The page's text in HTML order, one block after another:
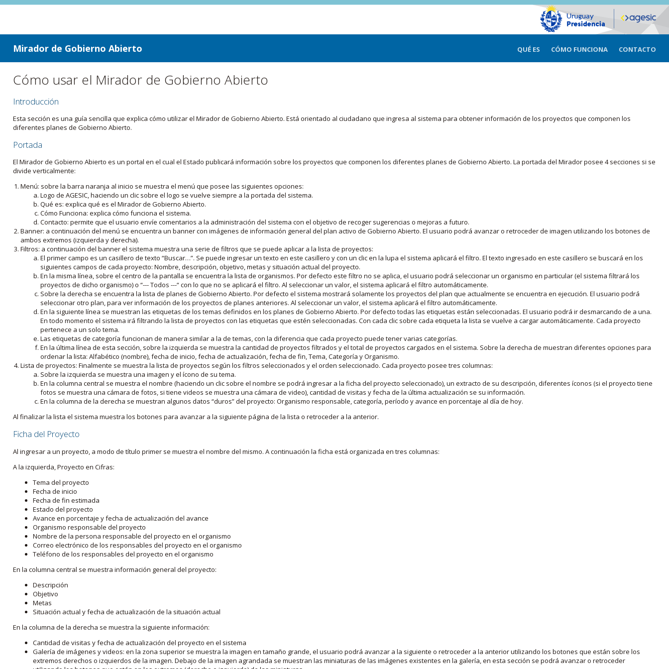
ir a contenido
ir al menú
Mirador de Gobierno Abierto QUÉ ES CÓMO FUNCIONA CONTACTO
Cómo usar el Mirador de Gobierno Abierto
Introducción
Esta sección es una guía sencilla que explica cómo utilizar el Mirador de Gobierno Abierto. Está orientado al ciudadano que ingresa al sistema para obtener información de los proyectos que componen los
diferentes planes de Gobierno Abierto.
Portada
El Mirador de Gobierno Abierto es un portal en el cual el Estado publicará información sobre los proyectos que componen los diferentes planes de Gobierno Abierto. La portada del Mirador posee 4 secciones si se
divide verticalmente:
Menú: sobre la barra naranja al inicio se muestra el menú que posee las siguientes opciones:
Logo de AGESIC, haciendo un clic sobre el logo se vuelve siempre a la portada del sistema.
Qué es: explica qué es el Mirador de Gobierno Abierto.
Cómo Funciona: explica cómo funciona el sistema.
Contacto: permite que el usuario envíe comentarios a la administración del sistema con el objetivo de recoger sugerencias o mejoras a futuro.
Banner: a continuación del menú se encuentra un banner con imágenes de información general del plan activo de Gobierno Abierto. El usuario podrá avanzar o retroceder de imagen utilizando los botones de
ambos extremos (izquierda y derecha).
Filtros: a continuación del banner el sistema muestra una serie de filtros que se puede aplicar a la lista de proyectos:
El primer campo es un casillero de texto “Buscar…”. Se puede ingresar un texto en este casillero y con un clic en la lupa el sistema aplicará el filtro. El texto ingresado en este casillero se buscará en los
siguientes campos de cada proyecto: Nombre, descripción, objetivo, metas y situación actual del proyecto.
En la misma línea, sobre el centro de la pantalla se encuentra la lista de organismos. Por defecto este filtro no se aplica, el usuario podrá seleccionar un organismo en particular (el sistema filtrará los
proyectos de dicho organismo) o “--- Todos ---“ con lo que no se aplicará el filtro. Al seleccionar un valor, el sistema aplicará el filtro automáticamente.
Sobre la derecha se encuentra la lista de planes de Gobierno Abierto. Por defecto el sistema mostrará solamente los proyectos del plan que actualmente se encuentra en ejecución. El usuario podrá
seleccionar otro plan, para ver información de los proyectos de planes anteriores. Al seleccionar un valor, el sistema aplicará el filtro automáticamente.
En la siguiente línea se muestran las etiquetas de los temas definidos en los planes de Gobierno Abierto. Por defecto todas las etiquetas están seleccionadas. El usuario podrá ir desmarcando de a una.
En todo momento el sistema irá filtrando la lista de proyectos con las etiquetas que estén seleccionadas. Con cada clic sobre cada etiqueta la lista se vuelve a cargar automáticamente. Cada proyecto
pertenece a un solo tema.
Las etiquetas de categoría funcionan de manera similar a la de temas, con la diferencia que cada proyecto puede tener varias categorías.
En la última línea de esta sección, sobre la izquierda se muestra la cantidad de proyectos filtrados y el total de proyectos cargados en el sistema. Sobre la derecha de muestran diferentes opciones para
ordenar la lista: Alfabético (nombre), fecha de inicio, fecha de actualización, fecha de fin, Tema, Categoría y Organismo.
Lista de proyectos: Finalmente se muestra la lista de proyectos según los filtros seleccionados y el orden seleccionado. Cada proyecto posee tres columnas:
Sobre la izquierda se muestra una imagen y el ícono de su tema.
En la columna central se muestra el nombre (haciendo un clic sobre el nombre se podrá ingresar a la ficha del proyecto seleccionado), un extracto de su descripción, diferentes íconos (si el proyecto tiene
fotos se muestra una cámara de fotos, si tiene videos se muestra una cámara de video), cantidad de visitas y fecha de la última actualización se su información.
En la columna de la derecha se muestran algunos datos “duros” del proyecto: Organismo responsable, categoría, período y avance en porcentaje al día de hoy.
Al finalizar la lista el sistema muestra los botones para avanzar a la siguiente página de la lista o retroceder a la anterior.
Ficha del Proyecto
Al ingresar a un proyecto, a modo de título primer se muestra el nombre del mismo. A continuación la ficha está organizada en tres columnas:
A la izquierda, Proyecto en Cifras:
Tema del proyecto
Fecha de inicio
Fecha de fin estimada
Estado del proyecto
Avance en porcentaje y fecha de actualización del avance
Organismo responsable del proyecto
Nombre de la persona responsable del proyecto en el organismo
Correo electrónico de los responsables del proyecto en el organismo
Teléfono de los responsables del proyecto en el organismo
En la columna central se muestra información general del proyecto:
Descripción
Objetivo
Metas
Situación actual y fecha de actualización de la situación actual
En la columna de la derecha se muestra la siguiente información:
Cantidad de visitas y fecha de actualización del proyecto en el sistema
Galería de imágenes y videos: en la zona superior se muestra la imagen en tamaño grande, el usuario podrá avanzar a la siguiente o retroceder a la anterior utilizando los botones que están sobre los
extremos derechos o izquierdos de la imagen. Debajo de la imagen agrandada se muestran las miniaturas de las imágenes existentes en la galería, en esta sección se podrá avanzar o retroceder